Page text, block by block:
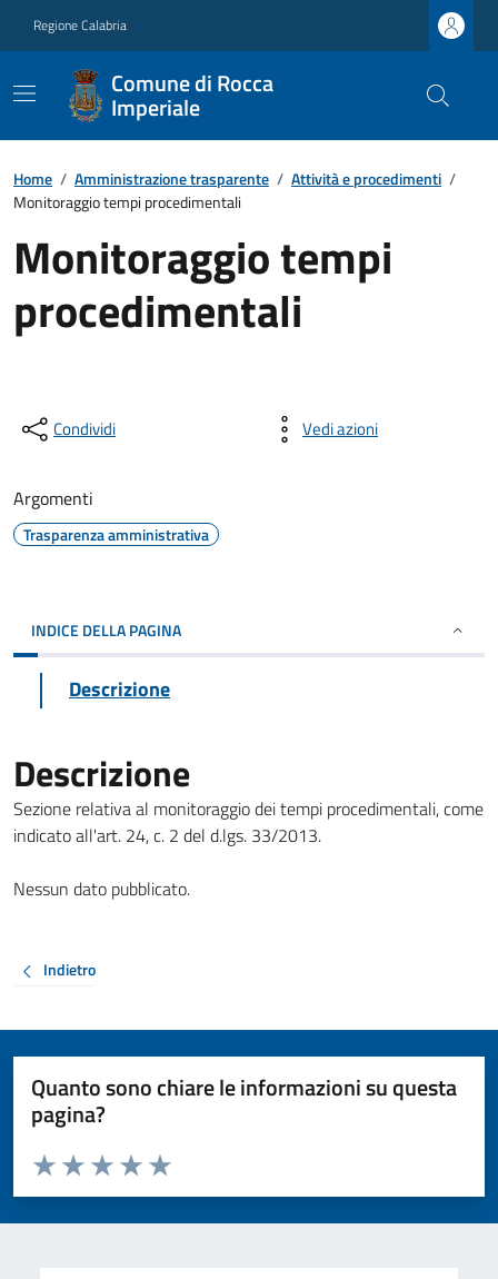
Regione Calabria
Comune di Rocca
Imperiale
Home / Amministrazione trasparente / Attività e procedimenti /
Monitoraggio tempi procedimentali
Monitoraggio tempi
procedimentali
Condividi Vedi azioni
Argomenti
Trasparenza amministrativa
INDICE DELLA PAGINA
Descrizione
Descrizione
Sezione relativa al monitoraggio dei tempi procedimentali, come
indicato all'art. 24, c. 2 del d.lgs. 33/2013.
Nessun dato pubblicato.
Indietro
Quanto sono chiare le informazioni su questa
pagina?
Valuta da 1 a 5 stelle la pagina
Valuta 5 stelle su 5
Valuta 4 stelle su 5
Valuta 3 stelle su 5
Valuta 2 stelle su 5
Valuta 1 stelle su 5